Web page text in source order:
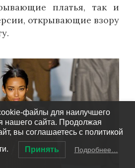
платья, так и
открывающие взору
файлы для наилучшего
нашего сайта. Продолжая
вы соглашаетесь с политикой
Принять Подробнее…